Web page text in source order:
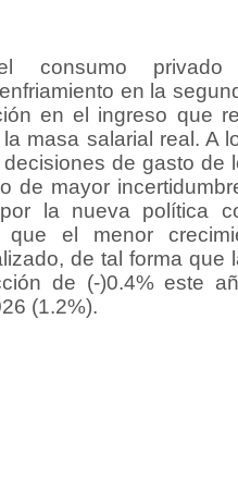
consumo privado
en la
en el ingreso que
masa salarial real. A
de gasto de
de mayor
la nueva política
que el menor
de tal forma que
de (-)0.4% este
(1.2%).